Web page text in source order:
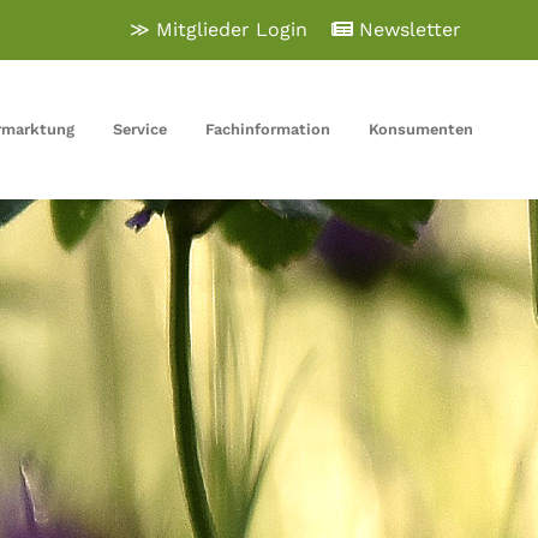
Newsletter
≫ Mitglieder Login
Service Fachinformation Konsumenten